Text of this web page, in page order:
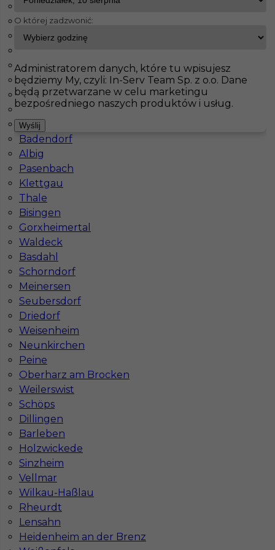
InServ Oferty pracy
Pokaż filtr
Fürstenfeldbruck
Bad Schmiedeberg
Jahnatal
Ecklak
Brieselang
Langerringen
Maintal
Haiterbach
Badendorf
Albig
Pasenbach
Klettgau
Thale
Bisingen
Gorxheimertal
Waldeck
Basdahl
Schorndorf
Meinersen
Seubersdorf
Driedorf
Weisenheim
Neunkirchen
Peine
Oberharz am Brocken
Weilerswist
Schöps
Dillingen
Barleben
Holzwickede
Sinzheim
Vellmar
Wilkau-Haßlau
Rheurdt
Lensahn
Heidenheim an der Brenz
Praca za granicą - brukarz bez znajomości
języka
Kategoria Prace budowlane
Lokalizacja
Wymagane języki
Stawka 19 - 21 € / h
1
Znaleziono 1 wyników
Jak znaleźć pracę za granicą?
Czy praca Niemcy na budowie nadal się
opłaca przy obecnych kosztach życia?
O której zadzwonić:
Administratorem danych, które tu wpisujesz
będziemy My, czyli: In-Serv Team Sp. z o.o. Dane
będą przetwarzane w celu marketingu
bezpośredniego naszych produktów i usług.
Wyślij